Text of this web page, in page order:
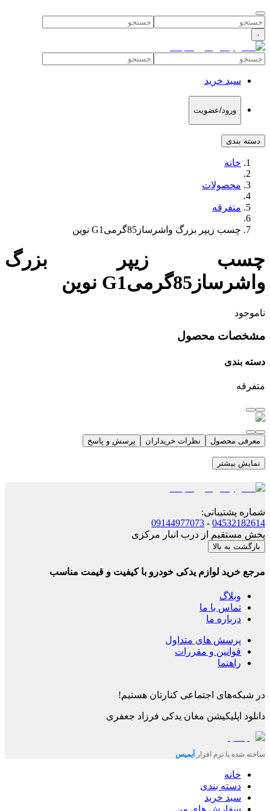
۰
سبد خرید
ورود/عضویت
دسته بندی
خانه
محصولات
متفرقه
چسب زیپر بزرگ واشرساز85گرمیG1 نوین
چسب زیپر بزرگ
واشرساز85گرمیG1 نوین
ناموجود
مشخصات محصول
دسته بندی
متفرقه
معرفی محصول نظرات خریداران پرسش و پاسخ
نمایش بیشتر
شماره پشتیبانی:
04532182614
-
09144977073
پخش مستقیم از درب انبار مرکزی
بازگشت به بالا
مرجع خرید لوازم یدکی خودرو با کیفیت و قیمت مناسب
وبلاگ
تماس با ما
درباره ما
پرسش های متداول
قوانین و مقررات
راهنما
در شبکه‌های اجتماعی کنارتان هستیم!
دانلود اپلیکیشن مغان یدکی فرزاد جعفری
ساخته شده با نرم افزار آیمیس
خانه
دسته بندی
سبد خرید
سفارش های من